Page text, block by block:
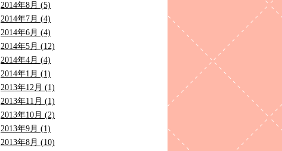
2014年8月 (5)
2014年7月 (4)
2014年6月 (4)
2014年5月 (12)
2014年4月 (4)
2014年1月 (1)
2013年12月 (1)
2013年11月 (1)
2013年10月 (2)
2013年9月 (1)
2013年8月 (10)